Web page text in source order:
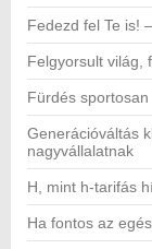
Fedezd fel Te is!
Felgyorsult világ,
Fürdés sportosan
Generációváltás
nagyvállalatnak
H, mint h-tarifás
Ha fontos az